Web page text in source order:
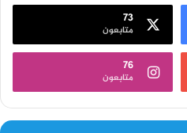
73
متابعون
76
متابعون